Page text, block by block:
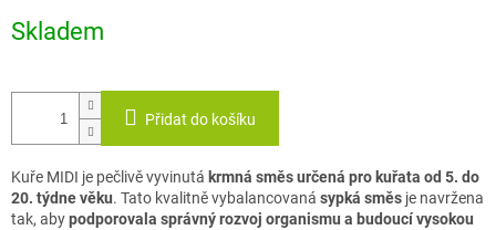
Skladem
Přidat do košíku
Kuře MIDI je pečlivě vyvinutá krmná směs určená pro kuřata od 5. do
20. týdne věku. Tato kvalitně vybalancovaná sypká směs je navržena
tak, abypodporovala správný rozvoj organismu a budoucí vysokou